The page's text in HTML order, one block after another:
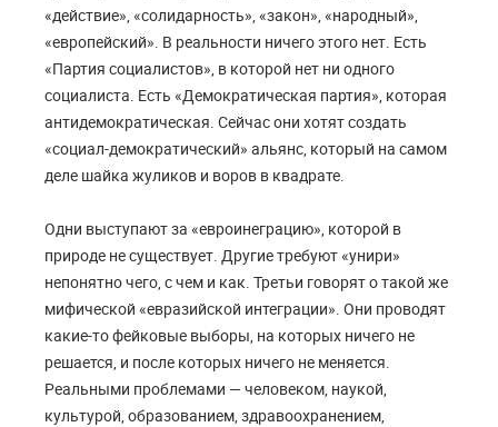
«действие», «солидарность», «закон», «народный»,
«европейский». В реальности ничего этого нет. Есть
«Партия социалистов», в которой нет ни одного
социалиста. Есть «Демократическая партия», которая
антидемократическая. Сейчас они хотят создать
«социал-демократический» альянс, который на самом
деле шайка жуликов и воров в квадрате.
Одни выступают за «евроинеграцию», которой в
природе не существует. Другие требуют «унири»
непонятно чего, с чем и как. Третьи говорят о такой же
мифической «евразийской интеграции». Они проводят
какие-то фейковые выборы, на которых ничего не
решается, и после которых ничего не меняется.
Реальными проблемами — человеком, наукой,
культурой, образованием, здравоохранением,